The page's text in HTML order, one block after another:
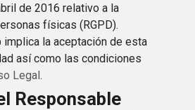
de 2016 relativo a la
físicas (RGPD).
implica la aceptación de esta
así como las condiciones
Legal.
Responsable